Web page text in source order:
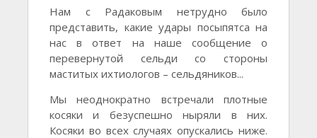
Нам с Радаковым нетрудно было
представить, какие удары посыпятса на
нас в ответ на наше сообщение о
перевернутой сельди со стороны
маститых ихтиологов – сельдяников...
Мы неоднократно встречали плотные
косяки и безуспешно ныряли в них.
Косяки во всех случаях опускались ниже.